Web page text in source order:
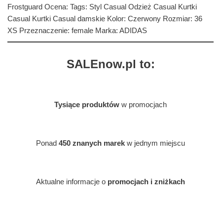
Frostguard Ocena: Tags: Styl Casual Odzież Casual Kurtki
Casual Kurtki Casual damskie Kolor: Czerwony Rozmiar: 36
XS Przeznaczenie: female Marka: ADIDAS
SALEnow.pl to:
Tysiące produktów w promocjach
Ponad 450 znanych marek w jednym miejscu
Aktualne informacje o promocjach i zniżkach